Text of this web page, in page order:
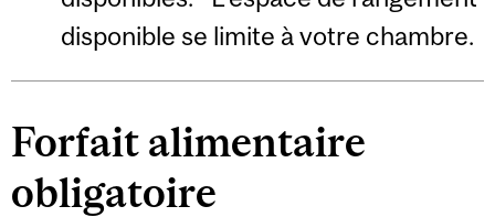
disponible se limite àvotre chambre.
Forfait alimentaire
obligatoire